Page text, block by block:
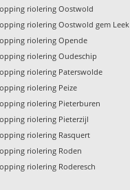
riolering Oostwold
riolering Oostwold gem Leek
riolering Opende
riolering Oudeschip
riolering Paterswolde
riolering Peize
riolering Pieterburen
riolering Pieterzijl
riolering Rasquert
riolering Roden
riolering Roderesch